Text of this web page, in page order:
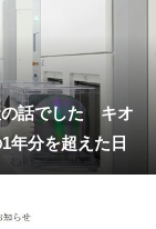
の話でした キオ
年分を超えた日